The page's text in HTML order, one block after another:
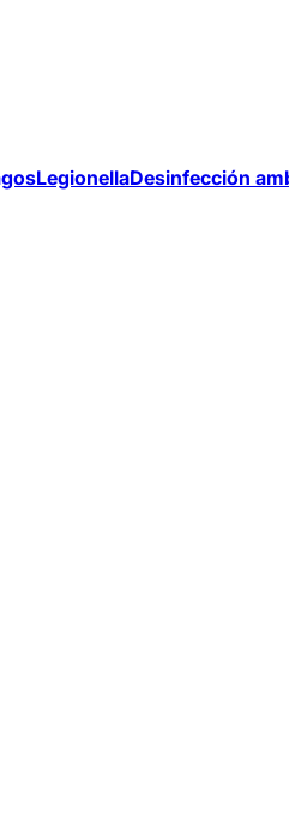
LegionellaDesinfección